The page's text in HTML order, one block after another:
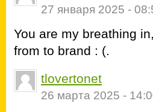
27 января 2025 -
You are my breathing
from to brand : (.
tlovertonet
26 марта 2025 -